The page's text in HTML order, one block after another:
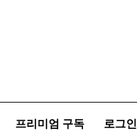
프리미엄 구독 로그인